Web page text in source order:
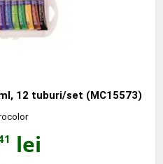
12 tuburi/set (MC15573)
lei